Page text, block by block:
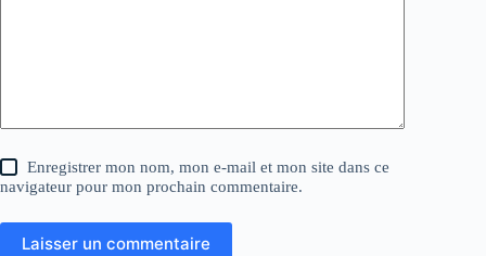
Enregistrer mon nom, mon e-mail et mon site dans ce
navigateur pour mon prochain commentaire.
Laisser un commentaire